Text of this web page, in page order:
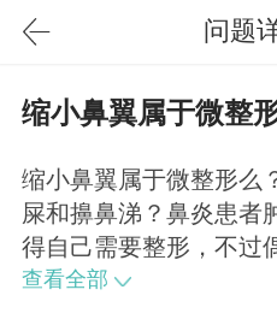
问题
缩小鼻翼属于微整
缩小鼻翼属于微整形么
屎和擤鼻涕？鼻炎患者
得自己需要整形，不过
挖鼻屎挖大了，没办法
查看全部